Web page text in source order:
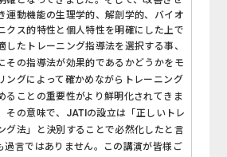
運動機能の生理学的、解剖学的、バイオ
クス的特性と個人特性を明確にした上で
し たトレーニング指導法を選択する事、
その指導法が効果的であるかどうかをモ
ングによって確かめながらトレーニング
ることの重要性がより鮮明化されてきま
その意味で、JATIの設立は「正しいトレ
グ法」と決別することで必然化したと言
過言ではありません。この講演が皆様ご